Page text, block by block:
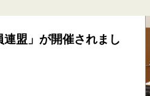
盟」が開催されまし